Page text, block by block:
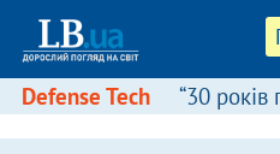
Defense Tech “30 років